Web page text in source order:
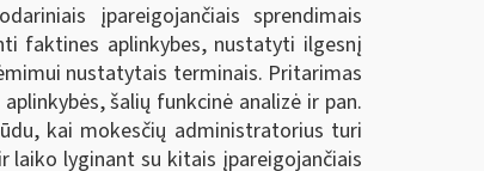
įpareigojančiais sprendimais
faktines aplinkybes, nustatyti ilgesnį
nustatytais terminais. Pritarimas
šalių funkcinė analizė ir pan.
kai mokesčių administratorius turi
lyginant su kitais įpareigojančiais